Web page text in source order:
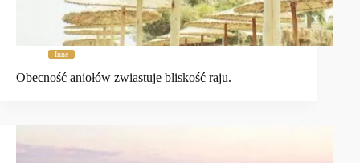
Inne
Obecność aniołów zwiastuje bliskość raju.